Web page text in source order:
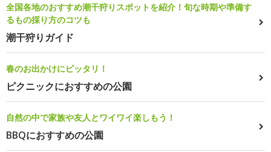
全国各地のおすすめ潮干狩りスポットを紹介！旬な時期や準備す
るもの採り方のコツも
潮干狩りガイド
春のお出かけにピッタリ！
ピクニックにおすすめの公園
自然の中で家族や友人とワイワイ楽しもう！
BBQにおすすめの公園